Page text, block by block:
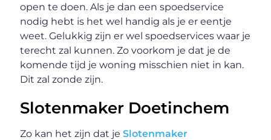
open te doen. Als je dan een spoedservice
nodig hebt is het wel handig als je er eentje
weet. Gelukkig zijn er wel spoedservices waar je
terecht zal kunnen. Zo voorkom je dat je de
komende tijd je woning misschien niet in kan.
Dit zal zonde zijn.
Slotenmaker Doetinchem
Zo kan het zijn dat jeSlotenmaker